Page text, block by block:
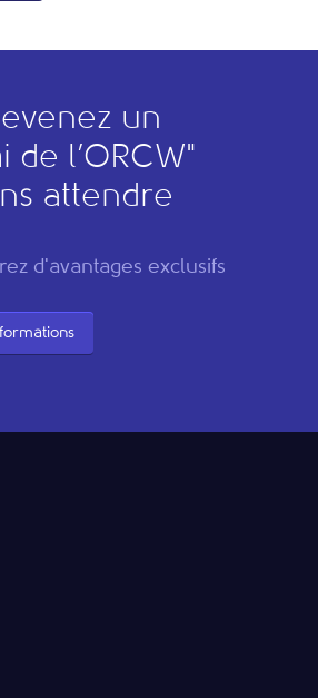
un
de l’ORCW"
attendre
d'avantages exclusifs